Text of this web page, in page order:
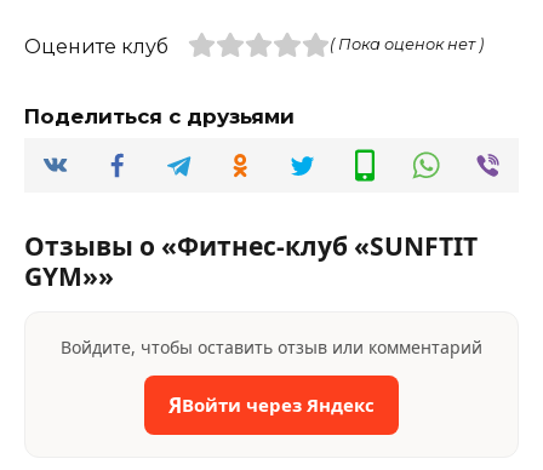
Оцените клуб ( Пока оценок нет )
Поделиться с друзьями
Отзывы о «Фитнес-клуб «SUNFTIT
GYM»»
Войдите, чтобы оставить отзыв или комментарий
ЯВойти через Яндекс